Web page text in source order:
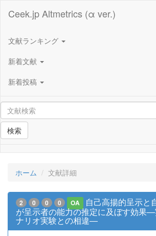
Ceek.jp Altmetrics (α ver.)
文献ランキング
新着文献
新着投稿
検索
ホーム 文献詳細
2 0 0 0 OA
自己高揚的呈示と
が呈示者の能力の推定に及ぼす効果
ナリオ実験との相違―